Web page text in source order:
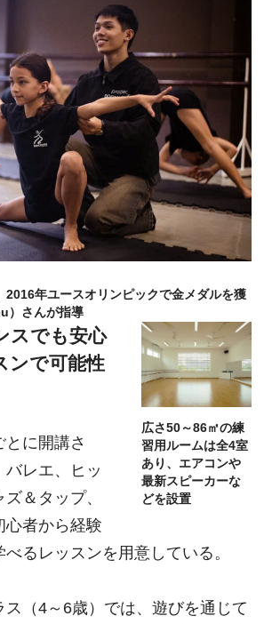
2016年ユースオリンピックで金メダルを獲
）さんが指導
広さ50～86㎡の練
習用ルームは全4室
あり、エアコンや
最新スピーカーな
どを設置
スでも安心
ンで可能性
とに開講さ
レエ、ヒッ
＆タップ、
心者から経験
るレッスンを用意している。
ス（4～6歳）では、遊びを通じて